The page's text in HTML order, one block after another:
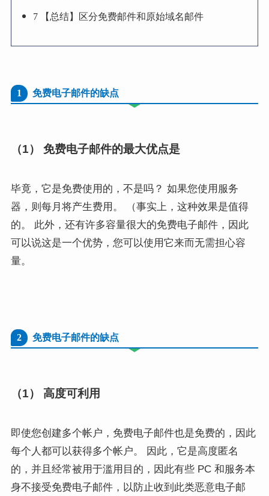
7 【总结】区分免费邮件和原始域名邮件
1 免费电子邮件的缺点
（1） 免费电子邮件的最大优点是
毕竟，它是免费使用的，不是吗？ 如果您使用服务
器，则每月将产生费用。 （事实上，这种效果是值得
的。 此外，还有许多容量很大的免费电子邮件，因此
可以说这是一个优势，您可以使用它来而无需担心容
量。
2 免费电子邮件的缺点
（1） 高度可利用
即使您创建多个帐户，免费电子邮件也是免费的，因此
每个人都可以获得多个帐户。 因此，它是高度匿名
的，并且经常被用于滥用目的，因此有些 PC 和服务本
身不接受免费电子邮件，以防止收到此类恶意电子邮